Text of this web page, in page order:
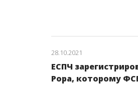
28.10.2021
ЕСПЧ
Рора, которому